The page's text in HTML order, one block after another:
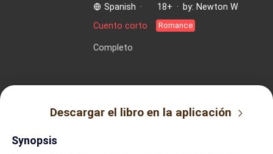
Spanish · 18+ ·
by: Newton W
Cuento corto
Romance
Completo
Descargar el libro en la aplicación
Synopsis